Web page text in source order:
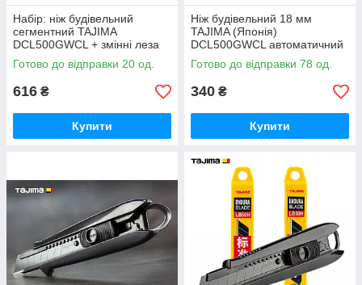
Набір: ніж будівельний
сегментний TAJIMA
DCL500GWCL + змінні леза
20 шт
Готово до відправки 20 од.
616 ₴
Купити
Ніж будівельний 18 мм
TAJIMA (Японія)
DCL500GWCL автоматичний
фіксатор
Готово до відправки 78 од.
340 ₴
Купити